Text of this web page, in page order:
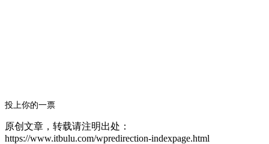
投上你的一票
原创文章，转载请注明出处：
https://www.itbulu.com/wpredirection-indexpage.html